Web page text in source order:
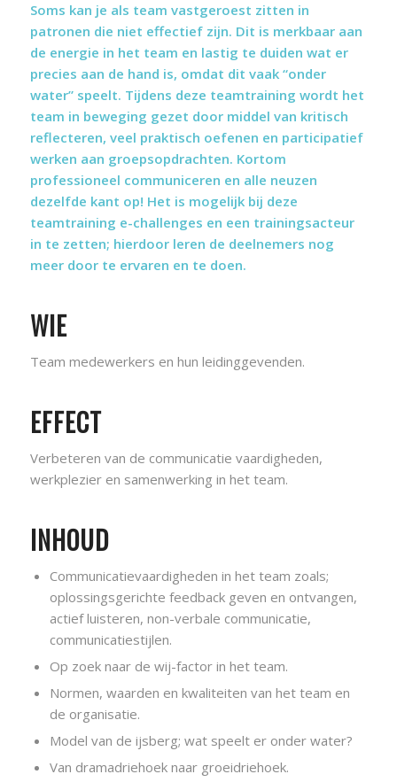
Soms kan je als team vastgeroest zitten in
patronen die niet effectief zijn. Dit is merkbaar aan
de energie in het team en lastig te duiden wat er
precies aan de hand is, omdat dit vaak “onder
water” speelt. Tijdens deze teamtraining wordt het
team in beweging gezet door middel van kritisch
reflecteren, veel praktisch oefenen en participatief
werken aan groepsopdrachten. Kortom
professioneel communiceren en alle neuzen
dezelfde kant op! Het is mogelijk bij deze
teamtraining e-challenges en een trainingsacteur
in te zetten; hierdoor leren de deelnemers nog
meer door te ervaren en te doen.
WIE
Team medewerkers en hun leidinggevenden.
EFFECT
Verbeteren van de communicatie vaardigheden,
werkplezier en samenwerking in het team.
INHOUD
Communicatievaardigheden in het team zoals;
oplossingsgerichte feedback geven en ontvangen,
actief luisteren, non-verbale communicatie,
communicatiestijlen.
Op zoek naar de wij-factor in het team.
Normen, waarden en kwaliteiten van het team en
de organisatie.
Model van de ijsberg; wat speelt er onder water?
Van dramadriehoek naar groeidriehoek.